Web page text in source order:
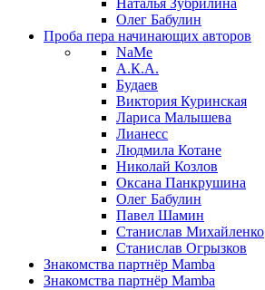
Наталья Зубрилина
Олег Бабулин
Проба пера начинающих авторов
NaMe
А.К.А.
Будаев
Виктория Куринская
Лариса Малышева
Лианесс
Людмила Котане
Николай Козлов
Оксана Панкрушина
Олег Бабулин
Павел Шамин
Станислав Михайленко
Станислав Огрызков
Знакомства партнёр Mamba
Знакомства партнёр Mamba